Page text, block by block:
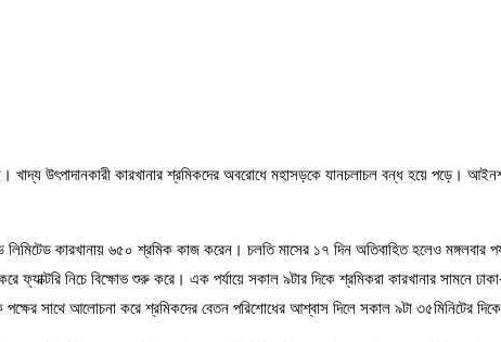
খাদ্য উৎপাদানকারী কারখানার শ্রমিকদের অবরোধে মহাসড়কে যানচলাচল বন্ধ হয়ে পড়ে।
কারখানায় ৬৫০ শ্রমিক কাজ করেন। চলতি মাসের ১৭ দিন অতিবাহিত হলেও মঙ্গলবার
ফ্যাক্টরি নিচে বিক্ষোভ শুরু করে। এক পর্যায়ে সকাল ৯টার দিকে শ্রমিকরা কারখানার সামনে
পক্ষের সাথে আলোচনা করে শ্রমিকদের বেতন পরিশোধের আশ্বাস দিলে সকাল ৯টা ৩৫মিনিটের